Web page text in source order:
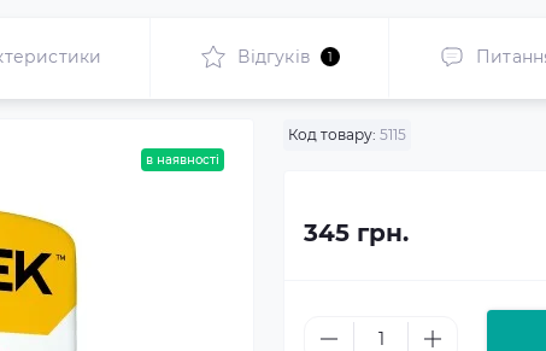
Відгуків 1
в наявності
Код товару: 5115
345 грн.